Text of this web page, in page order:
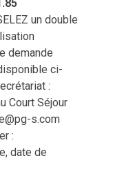
un double
demande
ci-
:
Court Séjour
s.com
:
date de